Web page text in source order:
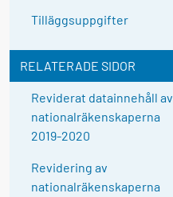
Tilläggsuppgifter
RELATERADE SIDOR
Reviderat datainnehåll av
nationalräkenskaperna
2019-2020
Revidering av
nationalräkenskaperna